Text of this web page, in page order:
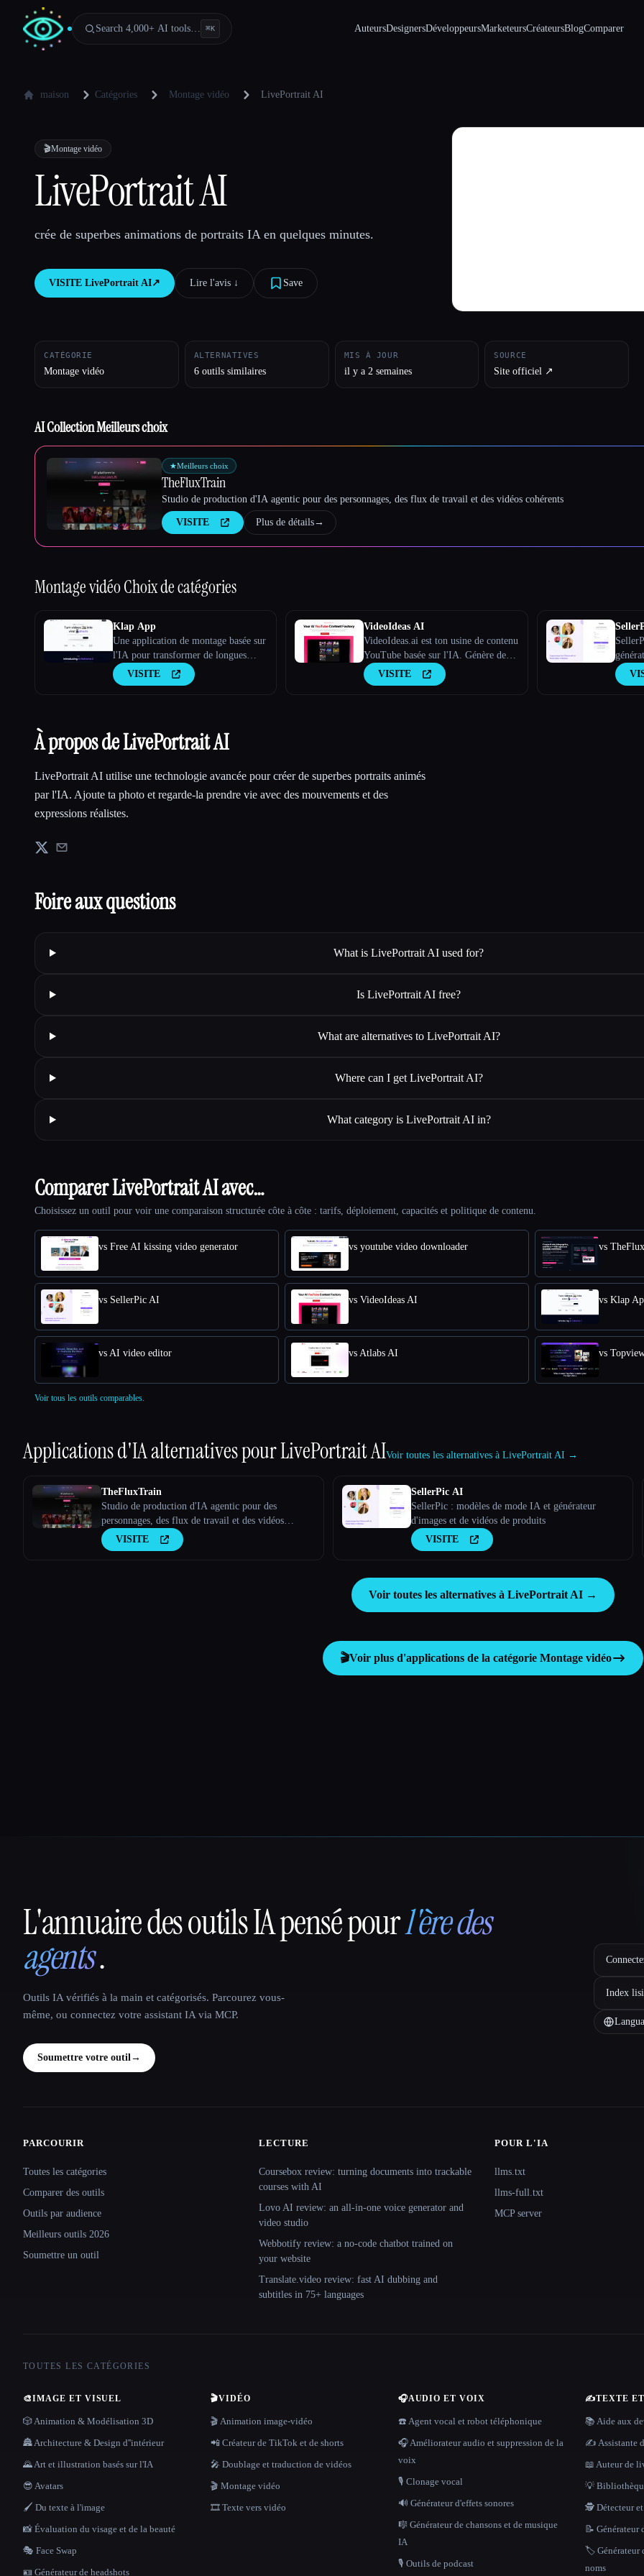
Search 4,000+ AI tools… ⌘K AuteursDesignersDéveloppeursMarketeursCréateursBlogComparer
maison Catégories Montage vidéo LivePortrait AI
🎬Montage vidéo
LivePortrait AI
crée de superbes animations de portraits IA en quelques minutes.
VISITE LivePortrait AI↗︎ Lire l'avis ↓︎ Save
CATÉGORIE
Montage vidéo
ALTERNATIVES
6 outils similaires
MIS À JOUR
il y a 2 semaines
SOURCE
Site officiel ↗︎
AI Collection Meilleurs choix
★Meilleurs choix
TheFluxTrain
Studio de production d'IA agentic pour des personnages, des flux de travail et des vidéos cohérents
VISITE Plus de détails→
Montage vidéoChoix de catégories
Klap App
Une application de montage basée sur
l'IA pour transformer de longues
vidéos en clips viraux
VISITE
VideoIdeas AI
VideoIdeas.ai est ton usine de contenu
YouTube basée sur l'IA. Génère des
scripts dignes d'un virus, de nouvelles
idées de vidéos et du contenu
VISITE
À propos de LivePortrait AI
LivePortrait AI utilise une technologie avancée pour créer de superbes portraits animés
par l'IA. Ajoute ta photo et regarde-la prendre vie avec des mouvements et des
expressions réalistes.
Foire aux questions
What is LivePortrait AI used for?
Is LivePortrait AI free?
What are alternatives to LivePortrait AI?
Where can I get LivePortrait AI?
What category is LivePortrait AI in?
Comparer LivePortrait AI avec…
Choisissez un outil pour voir une comparaison structurée côte à côte : tarifs, déploiement, capacités et politique de contenu.
vs Free AI kissing video generator vs youtube video downloader vs
vs SellerPic AI vs VideoIdeas AI vs Klap
vs AI video editor vs Atlabs AI vs
Voir tous les outils comparables.
Applications d'IA alternatives pourLivePortrait AIVoir toutes les alternatives à LivePortrait AI →
TheFluxTrain
Studio de production d'IA agentic pour des
personnages, des flux de travail et des vidéos
cohérents
VISITE
SellerPic AI
SellerPic : modèles de mode IA et générateur
d'images et de vidéos de produits
VISITE
Voir toutes les alternatives à LivePortrait AI →
🎬Voir plus d'applications de la catégorie Montage vidéo
That AI Collection
L'annuaire des outils IA pensé pourl'ère des
agents.
Outils IA vérifiés à la main et catégorisés. Parcourez vous-
même, ou connectez votre assistant IA via MCP.
Soumettre votre outil →
Index
Site navigation
PARCOURIR
Toutes les catégories
Comparer des outils
Outils par audience
Meilleurs outils 2026
Soumettre un outil
LECTURE
Coursebox review: turning documents into trackable
courses with AI
Lovo AI review: an all-in-one voice generator and
video studio
Webbotify review: a no-code chatbot trained on
your website
Translate.video review: fast AI dubbing and
subtitles in 75+ languages
POUR L'IA
llms.txt
llms-full.txt
MCP server
TOUTES LES CATÉGORIES
🎨IMAGE ET VISUEL
🎲 Animation & Modélisation 3D
🏯 Architecture & Design d''intérieur
🌄 Art et illustration basés sur l'IA
😎 Avatars
🖌️ Du texte à l'image
📸 Évaluation du visage et de la beauté
🎭 Face Swap
🪪 Générateur de headshots
🎬VIDÉO
🎬 Animation image-vidéo
📲 Créateur de TikTok et de shorts
🎤 Doublage et traduction de vidéos
🎬 Montage vidéo
🎞️ Texte vers vidéo
🎧AUDIO ET VOIX
☎️ Agent vocal et robot téléphonique
🎧 Améliorateur audio et suppression de la
voix
🎙️ Clonage vocal
🔊 Générateur d'effets sonores
🎼 Générateur de chansons et de musique
IA
🎙️ Outils de podcast
✍️TEXTE
📚 Aide aux
✍️ Assistante
📖 Auteur de
💡
🕵️ Détecteur
📝 Générateur
🏷️ Générateur
noms